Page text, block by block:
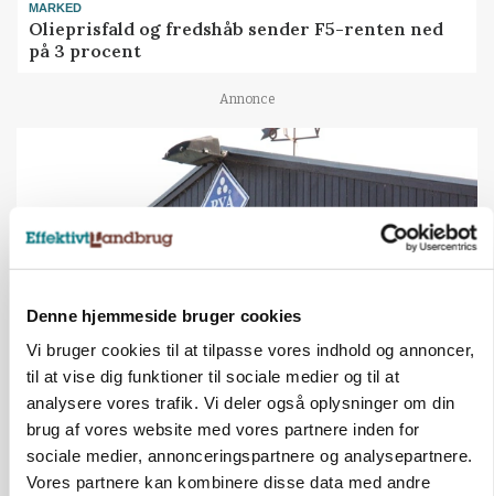
Denne hjemmeside bruger cookies
Vi bruger cookies til at tilpasse vores indhold og annoncer,
til at vise dig funktioner til sociale medier og til at
analysere vores trafik. Vi deler også oplysninger om din
brug af vores website med vores partnere inden for
sociale medier, annonceringspartnere og analysepartnere.
Vores partnere kan kombinere disse data med andre
MARKED
Olieprisfald og fredshåb sender F5-renten ned
på 3 procent
Annonce
KULTUR
Tæller Aabybro Mejeri og Axel Månsson: 21
fødevareproducenter indstillet til pris
Annonce